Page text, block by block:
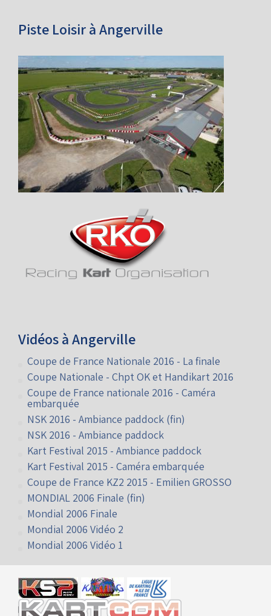
Course de Bénévoles 2007
Piste Loisir à Angerville
Vidéos à Angerville
Coupe de France Nationale 2016 - La finale
Coupe Nationale - Chpt OK et Handikart 2016
Coupe de France nationale 2016 - Caméra
embarquée
NSK 2016 - Ambiance paddock (fin)
NSK 2016 - Ambiance paddock
Kart Festival 2015 - Ambiance paddock
Kart Festival 2015 - Caméra embarquée
Coupe de France KZ2 2015 - Emilien GROSSO
MONDIAL 2006 Finale (fin)
Mondial 2006 Finale
Mondial 2006 Vidéo 1